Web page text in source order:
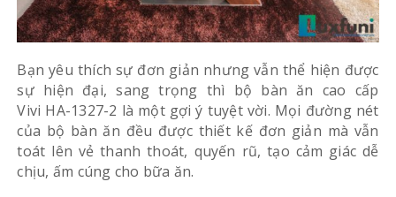
Bạn yêu thích sự đơn giản nhưng vẫn thể hiện được
sự hiện đại, sang trọng thì bộ bàn ăn cao cấp
Vivi HA-1327-2 là một gợi ý tuyệt vời. Mọi đường nét
của bộ bàn ăn đều được thiết kế đơn giản mà vẫn
toát lên vẻ thanh thoát, quyến rũ, tạo cảm giác dễ
chịu, ấm cúng cho bữa ăn.